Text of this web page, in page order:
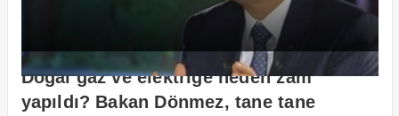
Doğal gaz ve elektriğe neden zam
yapıldı? Bakan Dönmez, tane tane